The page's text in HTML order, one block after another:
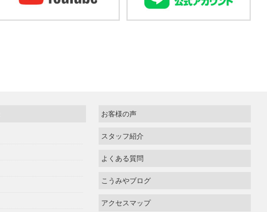
お客様の声
スタッフ紹介
よくある質問
こうみやブログ
アクセスマップ